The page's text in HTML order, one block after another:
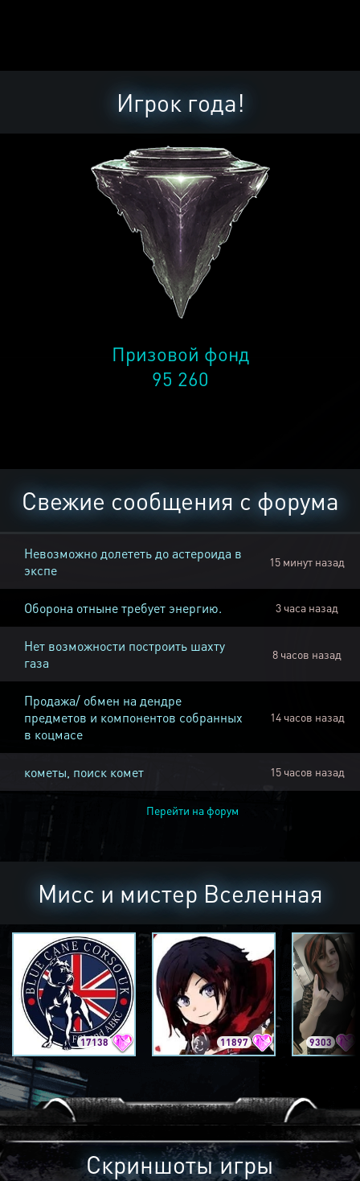
Игрок года!
Призовой фонд
95 260
Свежие сообщения с форума
Невозможно долететь до астероида в
экспе
15 минут назад
Оборона отныне требует энергию. 3 часа назад
Нет возможности построить шахту
газа
8 часов назад
Продажа/ обмен на дендре
предметов и компонентов собранных
в коцмасе
14 часов назад
кометы, поиск комет 15 часов назад
Перейти на форум
Мисс и мистер Вселенная
17138 11897 9303
Скриншоты игры